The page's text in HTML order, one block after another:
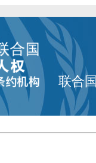
联合